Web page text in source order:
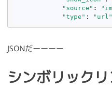
"source" :
"type" : "url"
JSONだーーーー
シンボリック